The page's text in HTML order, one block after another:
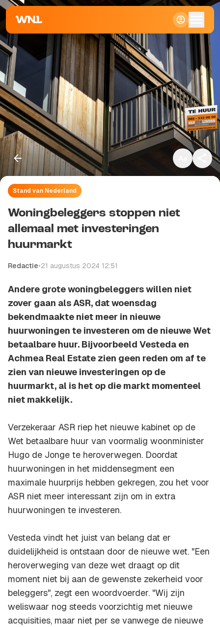
Klein
Standaard
Groot
Stand van Nederland
Woningbeleggers stoppen niet
allemaal met investeringen
huurmarkt
Redactie•21 augustus 2024 12:51
Andere grote woningbeleggers willen niet
zover gaan als ASR, dat woensdag
bekendmaakte niet meer in nieuwe
huurwoningen te investeren om de nieuwe Wet
betaalbare huur. Bijvoorbeeld Vesteda en
Achmea Real Estate zien geen reden om af te
zien van nieuwe investeringen op de
huurmarkt, al is het op die markt momenteel
niet makkelijk.
Verzekeraar ASR riep het nieuwe kabinet op de
Wet betaalbare huur van voormalig woonminister
Hugo de Jonge te heroverwegen. Doordat
huurwoningen in het middensegment een
maximale huurprijs hebben gekregen, zou het voor
ASR niet meer interessant zijn om in extra
huurwoningen te investeren.
Vesteda vindt het juist van belang dat er
duidelijkheid is ontstaan door de nieuwe wet. "Een
heroverweging van deze wet draagt op dit
moment niet bij aan de gewenste zekerheid voor
beleggers", zegt een woordvoerder. "Wij zijn
weliswaar nog steeds voorzichtig met nieuwe
acquisities, maar niet per se vanwege de nieuwe